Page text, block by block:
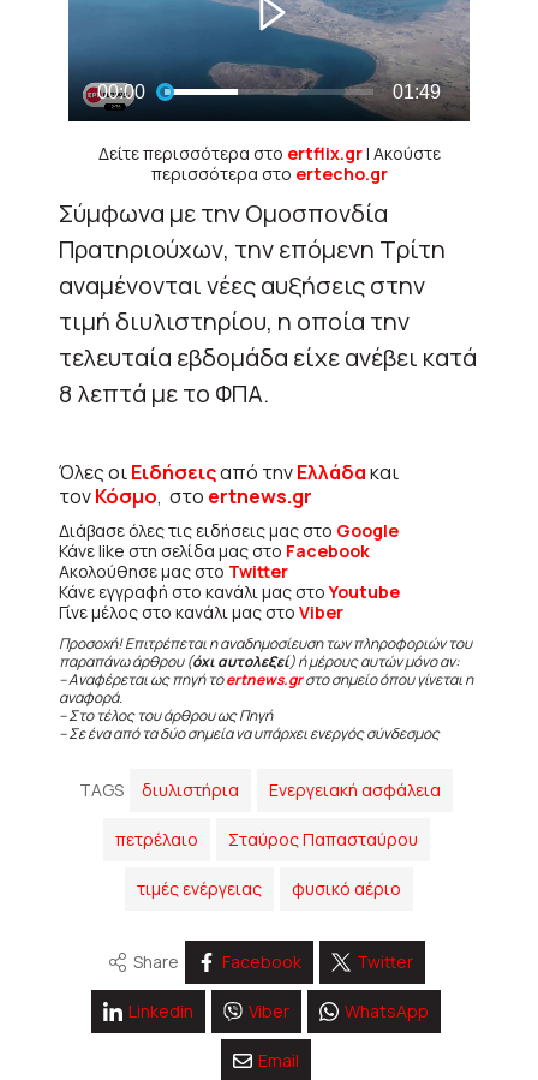
Δείτε περισσότερα στο ertflix.gr| Ακούστε
περισσότερα στο ertecho.gr
Σύμφωνα με την Ομοσπονδία
Πρατηριούχων, την επόμενη Τρίτη
αναμένονται νέες αυξήσεις στην
τιμή διυλιστηρίου, η οποία την
τελευταία εβδομάδα είχε ανέβει κατά
8 λεπτά με το ΦΠΑ.
Όλες οιΕιδήσειςαπό τηνΕλλάδακαι
τονΚόσμο, στο ertnews.gr
Διάβασε όλες τις ειδήσεις μας στο Google
Κάνε like στη σελίδα μας στο Facebook
Ακολούθησε μας στο Twitter
Κάνε εγγραφή στο κανάλι μας στοYoutube
Γίνε μέλος στο κανάλι μας στο Viber
Προσοχή! Επιτρέπεται η αναδημοσίευση των πληροφοριών του
παραπάνω άρθρου (όχι αυτολεξεί) ή μέρους αυτών μόνο αν:
– Αναφέρεται ως πηγή τοertnews.grστο σημείο όπου γίνεται η
αναφορά.
– Στο τέλος του άρθρου ως Πηγή
– Σε ένα από τα δύο σημεία να υπάρχει ενεργός σύνδεσμος
TAGS διυλιστήρια Ενεργειακή ασφάλεια
πετρέλαιο Σταύρος Παπασταύρου
τιμές ενέργειας φυσικό αέριο
Share Facebook Twitter
Linkedin Viber WhatsApp
Email